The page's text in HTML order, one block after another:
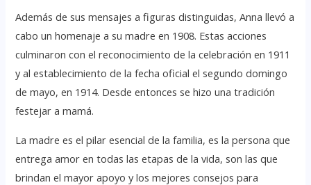
Además de sus mensajes a figuras distinguidas, Anna llevó a
cabo un homenaje a su madre en 1908. Estas acciones
culminaron con el reconocimiento de la celebración en 1911
y al establecimiento de la fecha oficial el segundo domingo
de mayo, en 1914. Desde entonces se hizo una tradición
festejar a mamá.
La madre es el pilar esencial de la familia, es la persona que
entrega amor en todas las etapas de la vida, son las que
brindan el mayor apoyo y los mejores consejos para